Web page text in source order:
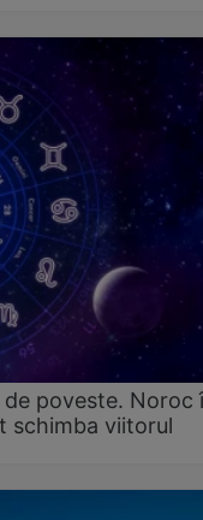
poveste. Noroc
schimba viitorul